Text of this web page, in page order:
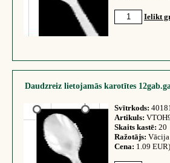
Ielikt
Daudzreiz lietojamās karotītes
Svītrkods:
Artikuls:
Skaits kastē: 20
Ražotājs: Vācija
Cena: 1.09 EUR)